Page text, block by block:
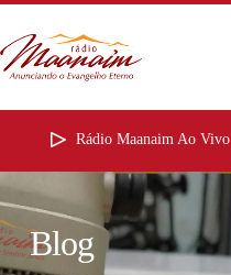
Rádio Maanaim Ao Vivo
Blog